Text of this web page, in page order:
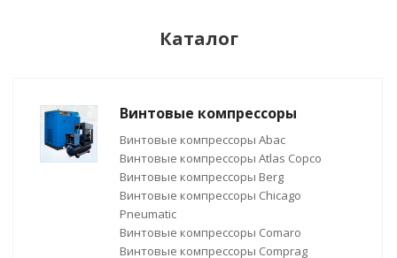
Каталог
Винтовые компрессоры
Винтовые компрессоры Abac
Винтовые компрессоры Atlas Copco
Винтовые компрессоры Berg
Винтовые компрессоры Chicago
Pneumatic
Винтовые компрессоры Comaro
Винтовые компрессоры Comprag